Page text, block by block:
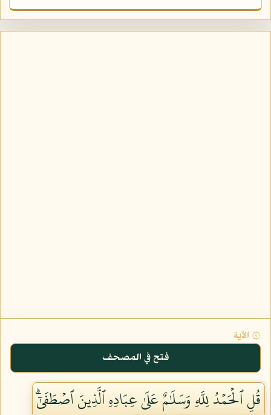
۞ الآية
فتح في المصحف
قُلِ ٱلۡحَمۡدُ لِلَّهِ وَسَلَٰمٌ عَلَىٰ عِبَادِهِ ٱلَّذِينَ ٱصۡطَفَىٰٓۗ